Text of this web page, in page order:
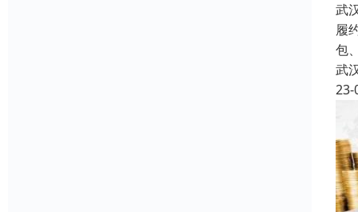
武
履
包
武
23-